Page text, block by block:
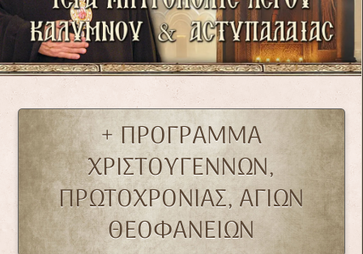
+ ΠΡΟΓΡΑΜΜΑ
ΧΡΙΣΤΟΥΓΕΝΝΩΝ,
ΠΡΩΤΟΧΡΟΝΙΑΣ, ΑΓΙΩΝ
ΘΕΟΦΑΝΕΙΩΝ